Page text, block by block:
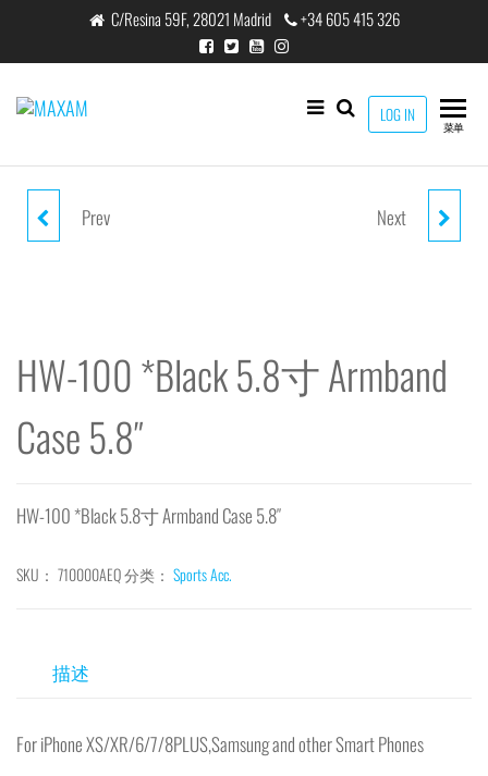
内
容
C/Resina 59F, 28021 Madrid +34 605 415 326
CHARGING
LOG IN
菜单
AV-2200 BLACK V2.0 3M HDMI
Prev HW-100 *BLUE 5.8寸 ARMBAND
Next
HW-100 *Black 5.8寸 Armband
Case 5.8″
HW-100 *Black 5.8寸 Armband Case 5.8″
SKU： 710000AEQ分类： Sports Acc.
描述
For iPhone XS/XR/6/7/8PLUS,Samsung and other Smart Phones